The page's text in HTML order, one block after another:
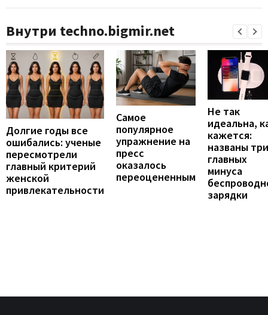
Внутри techno.bigmir.net
Долгие годы все
ошибались: ученые
пересмотрели
главный критерий
женской
привлекательности
Самое
популярное
упражнение на
пресс
оказалось
переоцененным
Не так
идеальна,
кажется:
названы три
главных
минуса
зарядки